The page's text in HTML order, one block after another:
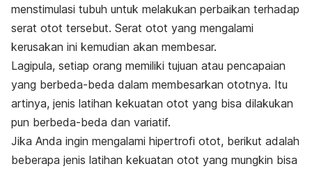
menstimulasi tubuh untuk melakukan perbaikan terhadap
serat otot tersebut. Serat otot yang mengalami
kerusakan ini kemudian akan membesar.
Lagipula, setiap orang memiliki tujuan atau pencapaian
yang berbeda-beda dalam membesarkan ototnya. Itu
artinya, jenis latihan kekuatan otot yang bisa dilakukan
pun berbeda-beda dan variatif.
Jika Anda ingin mengalami hipertrofi otot, berikut adalah
beberapa jenis latihan kekuatan otot yang mungkin bisa